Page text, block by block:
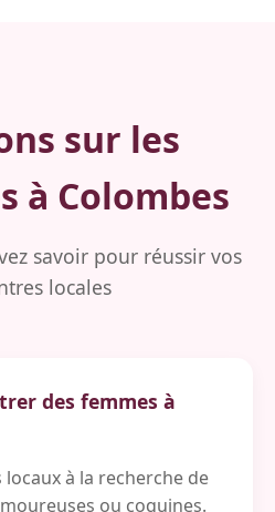
sur les
à Colombes
savoir pour réussir vos
locales
des femmes à
à la recherche de
ou coquines.